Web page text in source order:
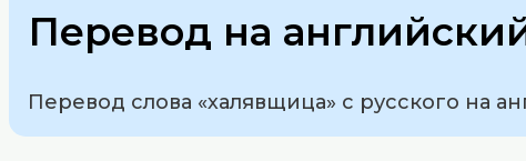
Перевод на
Перевод слова «халявщица» с русского на